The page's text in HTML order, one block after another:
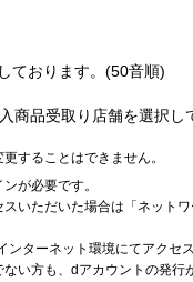
ております。(50音順)
商品受取り店舗を選択し
することはできません。
が必要です。
スいただいた場合は「ネット
ンターネット環境にてアクセ
い方も、dアカウントの発行